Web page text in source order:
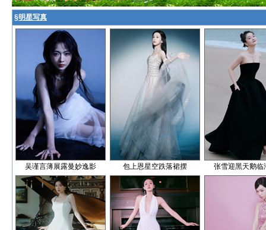
§明星写真
吴谨言薄展露曼妙逸影 包上恩星空跌落裙摆 张雪迎黑天鹅临